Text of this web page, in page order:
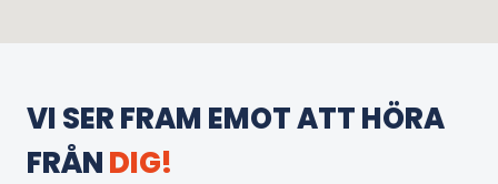
VI SER FRAM EMOT ATT HÖRA
FRÅNDIG!